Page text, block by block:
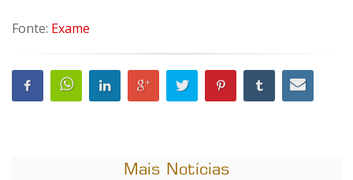
Fonte: Exame
Mais Notícias